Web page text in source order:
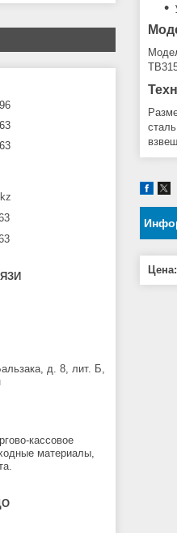
Цена:
д. 8, лит. Б,
кассовое
материалы,